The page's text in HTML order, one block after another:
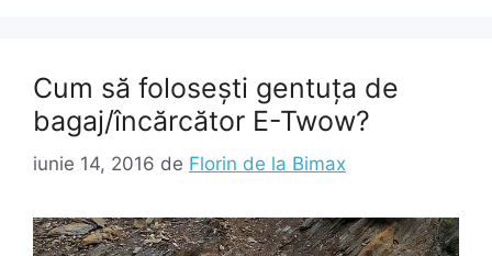
Cum să folosești gentuța de
bagaj/încărcător E-Twow?
iunie 14, 2016 de Florin de la Bimax